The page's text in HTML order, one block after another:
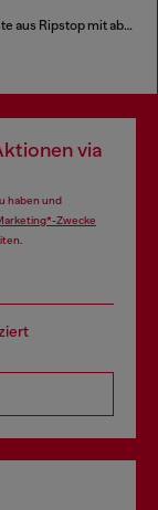
Daunenweste aus Ripstop mit abnehmbarer Kapuze
via
haben und
Zwecke